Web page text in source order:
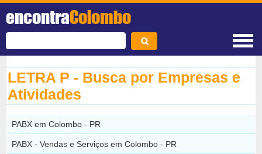
encontraColombo
LETRA P - Busca por Empresas e
Atividades
PABX em Colombo - PR
PABX - Vendas e Serviços em Colombo - PR